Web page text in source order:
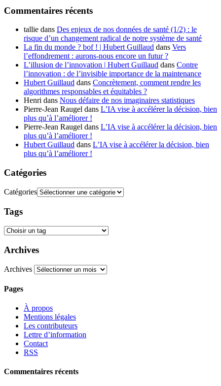
Commentaires récents
tallie dans Des enjeux de nos données de santé (1/2) : le
risque d’un changement radical de notre système de santé
La fin du monde ? bof ! | Hubert Guillaud dans Vers
l’effondrement : aurons-nous encore un futur ?
L’illusion de l’innovation | Hubert Guillaud dans Contre
l’innovation : de l’invisible importance de la maintenance
Hubert Guillaud dans Concrètement, comment rendre les
algorithmes responsables et équitables ?
Henri dans Nous défaire de nos imaginaires statistiques
Pierre-Jean Raugel dans L’IA vise à accélérer la décision, bien
plus qu’à l’améliorer !
Pierre-Jean Raugel dans L’IA vise à accélérer la décision, bien
plus qu’à l’améliorer !
Hubert Guillaud dans L’IA vise à accélérer la décision, bien
plus qu’à l’améliorer !
Catégories
Catégories
Tags
Archives
Archives
Pages
À propos
Mentions légales
Les contributeurs
Lettre d’information
Contact
RSS
Commentaires récents